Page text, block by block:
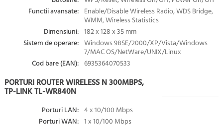
Functii avansate: Enable/Disable Wireless Radio, WDS Bridge,
WMM, Wireless Statistics
Dimensiuni: 182 x 128 x 35 mm
Sistem de operare: Windows 98SE/2000/XP/Vista/Windows
7/MAC OS/NetWare/UNIX/Linux
Cod bare (EAN): 6935364070533
PORTURI ROUTER WIRELESS N 300MBPS,
TP-LINK TL-WR840N
Porturi LAN: 4 x 10/100 Mbps
Porturi WAN: 1 x 10/100 Mbps